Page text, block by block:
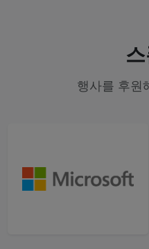
행사를 후원